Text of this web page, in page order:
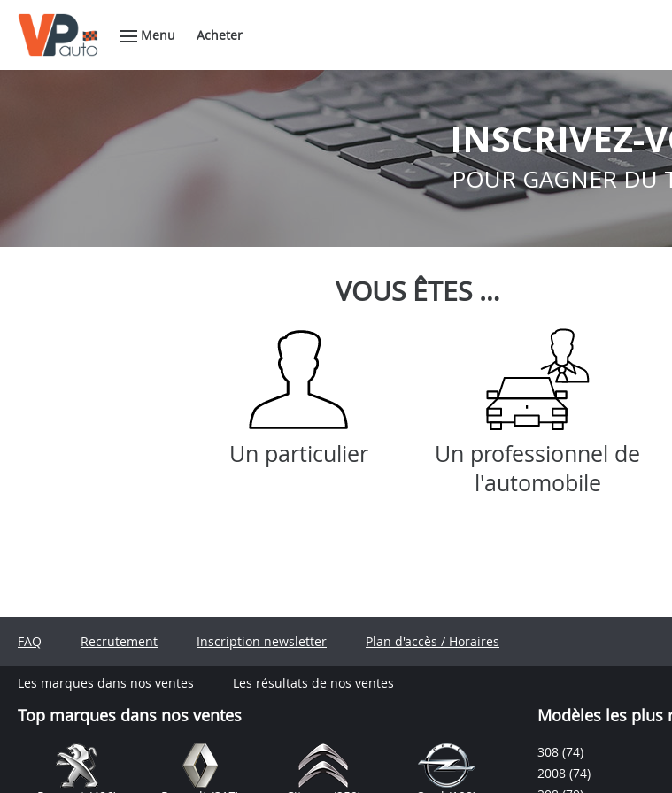
Menu Acheter
INSCRIVEZ-
POUR GAGNER DU
VOUS ÊTES …
Un particulier
Un professionnel de
l'automobile
FAQ Recrutement Inscription newsletter Plan d'accès / Horaires
Les marques dans nos ventes Les résultats de nos ventes
Top marques dans nos ventes Modèles les plus
308 (74)
2008 (74)